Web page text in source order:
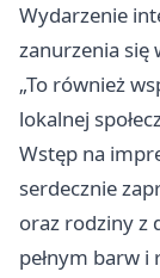
Wydarzenie
zanurzenia się
„To również
lokalnej
Wstęp na
serdecznie
oraz rodziny z
pełnym barw